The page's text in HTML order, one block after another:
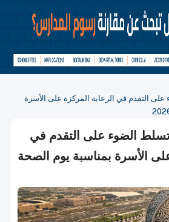
التقدم في الرعاية المركزة على الأسرة
الضوء على التقدم في
الأسرة بمناسبة يوم الصحة